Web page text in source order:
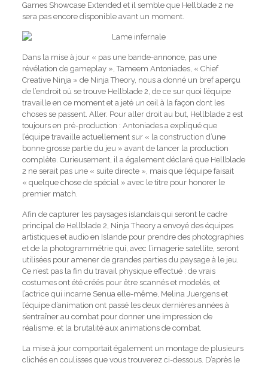
Games Showcase Extended et il semble que Hellblade 2 ne
sera pas encore disponible avant un moment.
Dans la mise à jour « pas une bande-annonce, pas une
révélation de gameplay », Tameem Antoniades, « Chief
Creative Ninja » de Ninja Theory, nous a donné un bref aperçu
de l’endroit où se trouve Hellblade 2, de ce sur quoi l’équipe
travaille en ce moment et a jeté un œil à la façon dont les
choses se passent. Aller. Pour aller droit au but, Hellblade 2 est
toujours en pré-production : Antoniades a expliqué que
l’équipe travaille actuellement sur « la construction d’une
bonne grosse partie du jeu » avant de lancer la production
complète. Curieusement, il a également déclaré que Hellblade
2 ne serait pas une « suite directe », mais que l’équipe faisait
« quelque chose de spécial » avec le titre pour honorer le
premier match.
Afin de capturer les paysages islandais qui seront le cadre
principal de Hellblade 2, Ninja Theory a envoyé des équipes
artistiques et audio en Islande pour prendre des photographies
et de la photogrammétrie qui, avec l’imagerie satellite, seront
utilisées pour amener de grandes parties du paysage à le jeu.
Ce n’est pas la fin du travail physique effectué : de vrais
costumes ont été créés pour être scannés et modelés, et
l’actrice qui incarne Senua elle-même, Melina Juergens et
l’équipe d’animation ont passé les deux dernières années à
s’entraîner au combat pour donner une impression de
réalisme. et la brutalité aux animations de combat.
La mise à jour comportait également un montage de plusieurs
clichés en coulisses que vous trouverez ci-dessous. D’après le